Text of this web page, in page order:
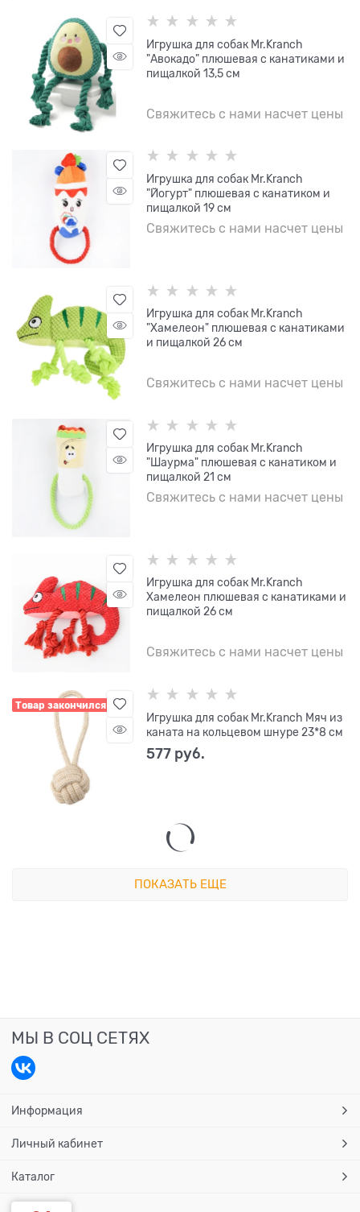
Игрушка для собак Mr.Kranch
"Авокадо" плюшевая с канатиками и
пищалкой 13,5 см
Свяжитесь с нами насчет цены
Игрушка для собак Mr.Kranch
"Йогурт" плюшевая с канатиком и
пищалкой 19 см
Свяжитесь с нами насчет цены
Игрушка для собак Mr.Kranch
"Хамелеон" плюшевая с канатиками
и пищалкой 26 см
Свяжитесь с нами насчет цены
Игрушка для собак Mr.Kranch
"Шаурма" плюшевая с канатиком и
пищалкой 21 см
Свяжитесь с нами насчет цены
Игрушка для собак Mr.Kranch
Хамелеон плюшевая с канатиками и
пищалкой 26 см
Свяжитесь с нами насчет цены
Товар закончился
Игрушка для собак Mr.Kranch Мяч из
каната на кольцевом шнуре 23*8 см
577 руб.
ПОКАЗАТЬ ЕЩЕ
МЫ В СОЦ СЕТЯХ
Информация
Личный кабинет
Каталог